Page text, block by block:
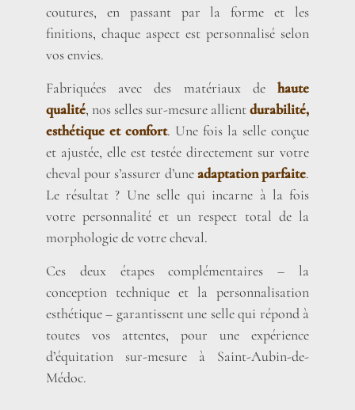
coutures, en passant par la forme et les
finitions, chaque aspect est personnalisé selon
vos envies.
Fabriquées avec des matériaux dehaute
qualité, nos selles sur-mesure allientdurabilité,
esthétique et confort. Une fois la selle conçue
et ajustée, elle est testée directement sur votre
cheval pour s’assurer d’uneadaptation parfaite.
Le résultat ? Une selle qui incarne à la fois
votre personnalité et un respect total de la
morphologie de votre cheval.
Ces deux étapes complémentaires – la
conception technique et la personnalisation
esthétique – garantissent une selle qui répond à
toutes vos attentes, pour une expérience
d’équitation sur-mesure à Saint-Aubin-de-
Médoc.